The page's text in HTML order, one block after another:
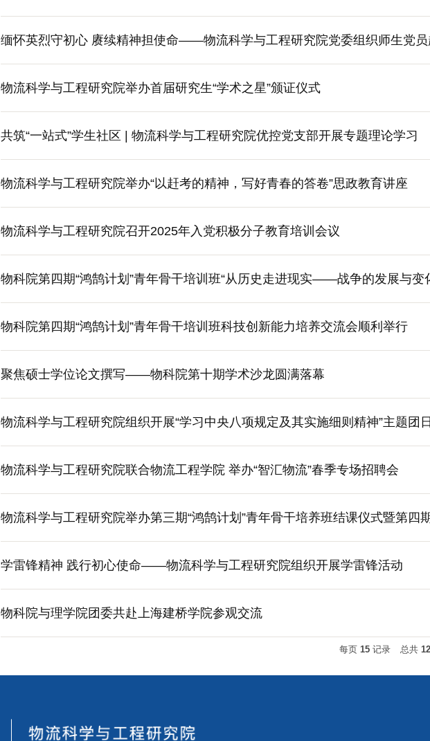
缅怀英烈守初心 赓续精神担使命——物流科学与工程研究院党委组织师生党
物流科学与工程研究院举办首届研究生“学术之星”颁证仪式
共筑“一站式”学生社区 | 物流科学与工程研究院优控党支部开展专题理论学习
物流科学与工程研究院举办“以赶考的精神，写好青春的答卷”思政教育讲座
物流科学与工程研究院召开2025年入党积极分子教育培训会议
物科院第四期“鸿鹄计划”青年骨干培训班“从历史走进现实——战争的发展与变
物科院第四期“鸿鹄计划”青年骨干培训班科技创新能力培养交流会顺利举行
聚焦硕士学位论文撰写——物科院第十期学术沙龙圆满落幕
物流科学与工程研究院组织开展“学习中央八项规定及其实施细则精神”主题团
物流科学与工程研究院联合物流工程学院 举办“智汇物流”春季专场招聘会
物流科学与工程研究院举办第三期“鸿鹄计划”青年骨干培养班结课仪式暨第四
学雷锋精神 践行初心使命——物流科学与工程研究院组织开展学雷锋活动
物科院与理学院团委共赴上海建桥学院参观交流
每页 15 记录 总共